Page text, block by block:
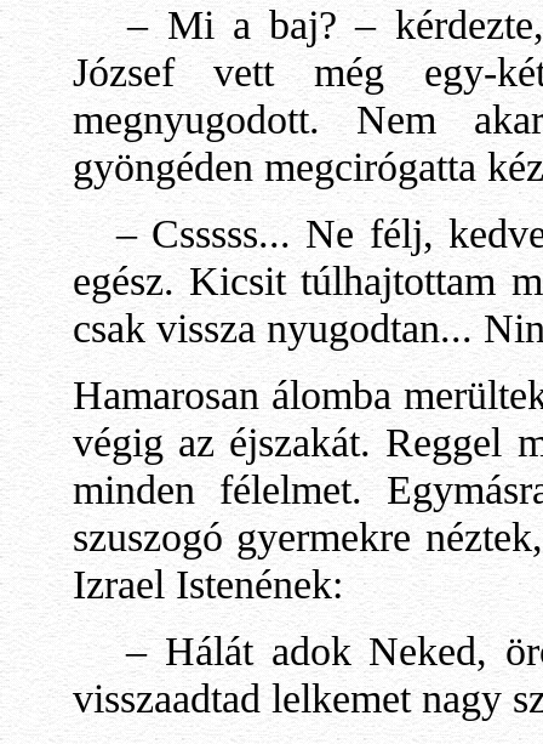
– Mi a baj? – kérdezte,
József vett még egy-
megnyugodott. Nem
gyöngéden megcirógatta
– Csssss... Ne félj,
egész. Kicsit túlhajtottam
csak vissza nyugodtan...
Hamarosan álomba
végig az éjszakát. Reggel
minden félelmet.
szuszogó gyermekre
Izrael Istenének:
– Hálát adok Neked,
visszaadtad lelkemet nagy